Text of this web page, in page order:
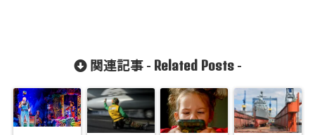
関連記事 - Related Posts-